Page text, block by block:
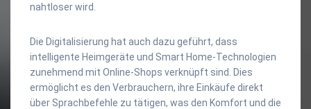
nahtloser wird.
Die Digitalisierung hat auch dazu geführt, dass
intelligente Heimgeräte und Smart Home-Technologien
zunehmend mit Online-Shops verknüpft sind. Dies
ermöglicht es den Verbrauchern, ihre Einkäufe direkt
über Sprachbefehle zu tätigen, was den Komfort und die